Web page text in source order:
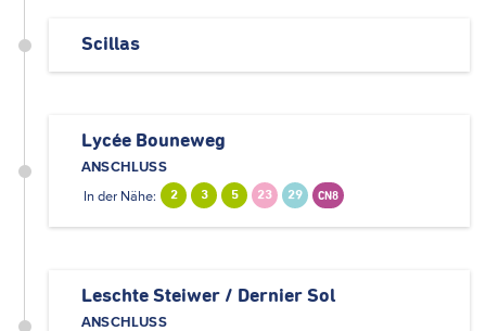
Scillas
Lycée Bouneweg
ANSCHLUSS
In der Nähe:
2 3 5 23 29 CN8
Leschte Steiwer / Dernier Sol
ANSCHLUSS